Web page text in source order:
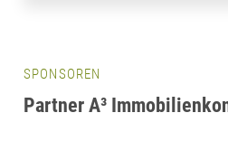
SPONSOREN
Partner A³